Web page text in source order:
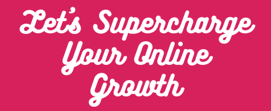
Let’s Supercharge
Your Online
Growth